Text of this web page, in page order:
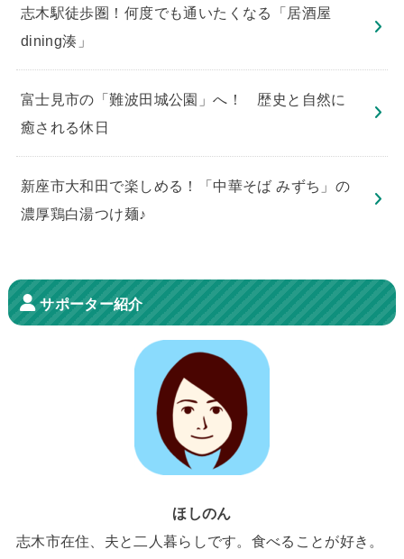
志木駅徒歩圏！何度でも通いたくなる「居酒屋
dining湊」
​富士見市の「難波田城公園」へ！ 歴史と自然に
癒される休日
新座市大和田で楽しめる！「中華そば みずち」の
濃厚鶏白湯つけ麺♪
サポーター紹介
ほしのん
志木市在住、夫と二人暮らしです。食べることが好き。